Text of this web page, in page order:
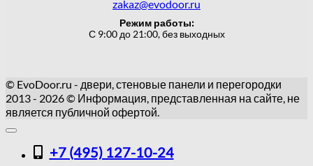
zakaz@evodoor.ru
Режим работы:
С 9:00 до 21:00, без выходных
© EvoDoor.ru - двери, стеновые панели и перегородки
2013 - 2026 © Информация, представленная на сайте, не
является публичной офертой.
+7 (495) 127-10-24